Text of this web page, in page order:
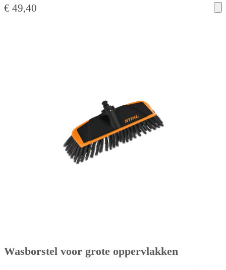
€ 49,40
Wasborstel voor grote oppervlakken